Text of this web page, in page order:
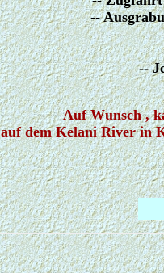
--
--
Auf Wunsch ,
auf dem Kelani River in